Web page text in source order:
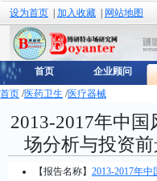
设为首页 加入收藏 网站地图
首页 企业顾问
首页 /医药卫生 /医疗器械
2013-2017年中
场分析与投资
【报告名称】 2013-2017年